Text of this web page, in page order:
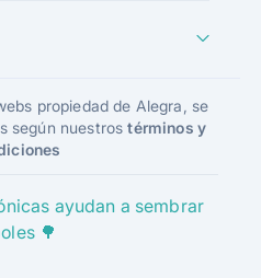
propiedad de Alegra, se
según nuestrostérminos y
ayudan a sembrar
🌳